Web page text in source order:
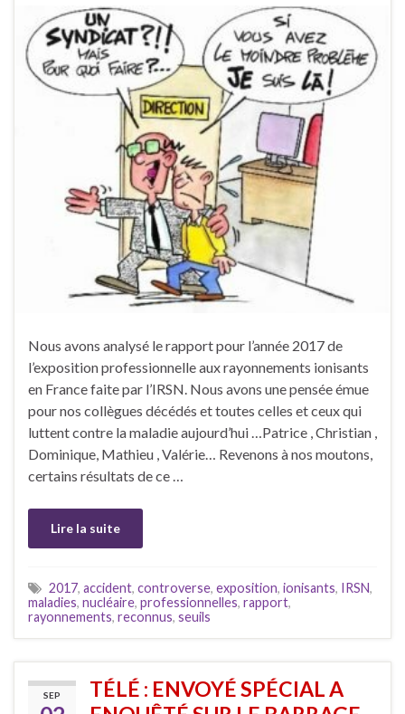
Nous avons analysé le rapport pour l’année 2017 de
l’exposition professionnelle aux rayonnements ionisants
en France faite par l’IRSN. Nous avons une pensée émue
pour nos collègues décédés et toutes celles et ceux qui
luttent contre la maladie aujourd’hui …Patrice , Christian ,
Dominique, Mathieu , Valérie… Revenons à nos moutons,
certains résultats de ce …
Lire la suite
2017, accident, controverse, exposition, ionisants, IRSN,
maladies, nucléaire, professionnelles, rapport,
rayonnements, reconnus, seuils
SEP
TÉLÉ : ENVOYÉ SPÉCIAL A